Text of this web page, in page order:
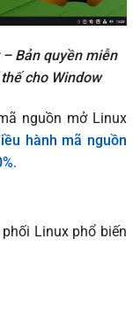
Bản quyền miễn
cho Window
nguồn mở Linux
hành mã nguồn
.
Linux phổ biến